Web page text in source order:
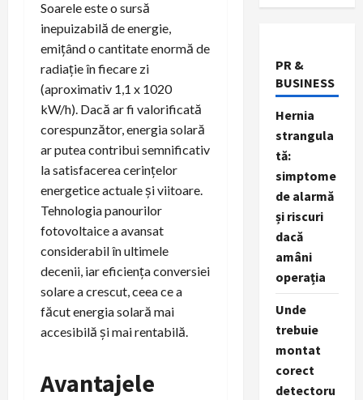
Soarele este o sursă
inepuizabilă de energie,
emițând o cantitate enormă de
radiație în fiecare zi
(aproximativ 1,1 x 1020
kW/h). Dacă ar fi valorificată
corespunzător, energia solară
ar putea contribui semnificativ
la satisfacerea cerințelor
energetice actuale și viitoare.
Tehnologia panourilor
fotovoltaice a avansat
considerabil în ultimele
decenii, iar eficiența conversiei
solare a crescut, ceea ce a
făcut energia solară mai
accesibilă și mai rentabilă.
Avantajele
PR &
BUSINESS
Hernia
strangula
tă:
simptome
de alarmă
și riscuri
dacă
amâni
operația
Unde
trebuie
montat
corect
detectoru